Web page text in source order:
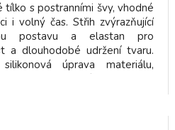
tílko s postranními švy, vhodné
i volný čas. Střih zvýrazňující
postavu a elastan pro
a dlouhodobé udržení tvaru.
úprava materiálu,